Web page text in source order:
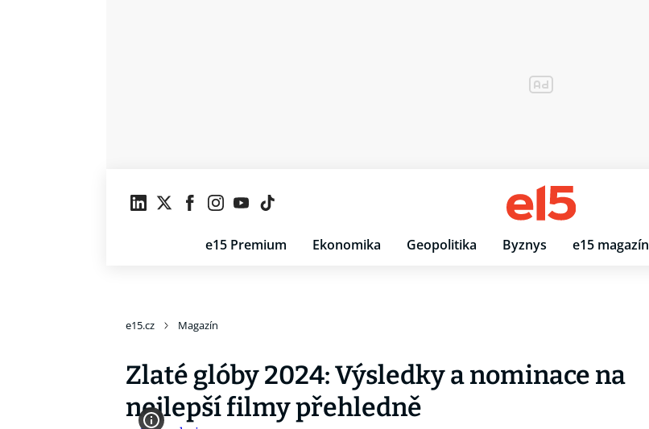
e15 Premium Ekonomika Geopolitika Byznys e15 magazín
e15.cz Magazín
Zlaté glóby 2024: Výsledky a nominace na
nejlepší filmy přehledně